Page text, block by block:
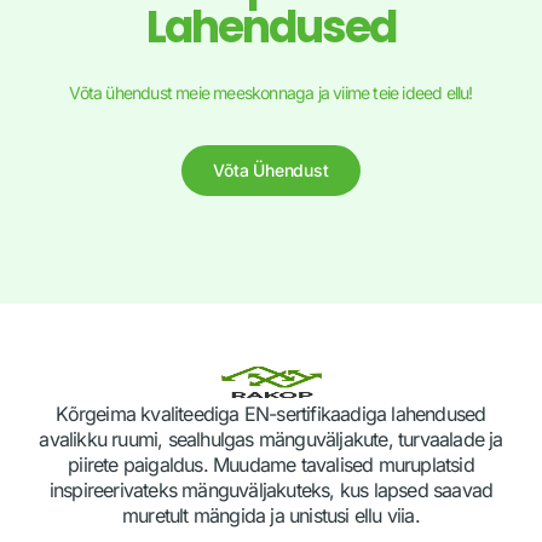
Lahendused
Võta ühendust meie meeskonnaga ja viime teie ideed ellu!
Võta Ühendust
Kõrgeima kvaliteediga EN-sertifikaadiga lahendused
avalikku ruumi, sealhulgas mänguväljakute, turvaalade ja
piirete paigaldus. Muudame tavalised muruplatsid
inspireerivateks mänguväljakuteks, kus lapsed saavad
muretult mängida ja unistusi ellu viia.